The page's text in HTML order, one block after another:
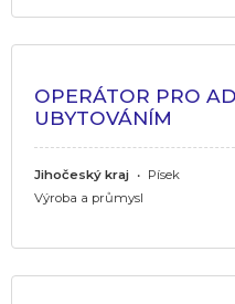
OPERÁTOR PRO
UBYTOVÁNÍM
Jihočeský kraj • Písek
Výroba a průmysl